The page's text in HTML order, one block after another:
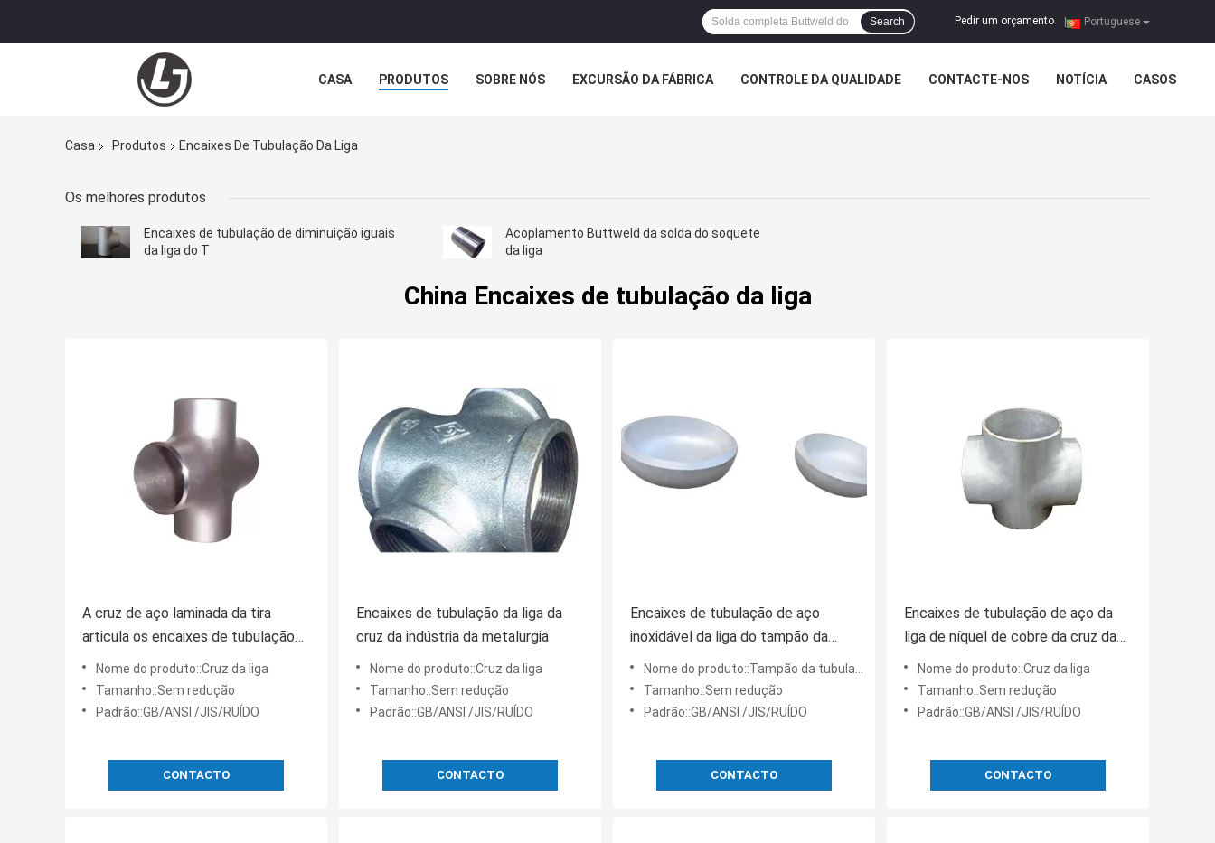
Portuguese
Pedir um orçamento |
Search
CASA PRODUTOS SOBRE NÓS EXCURSÃO DA FÁBRICA CONTROLE DA QUALIDADE CONTACTE-NOS NOTÍCIA CASOS
Casa Produtos Encaixes De Tubulação Da Liga
Os melhores produtos
Encaixes de tubulação de diminuição iguais
da liga do T
Acoplamento Buttweld da solda do soquete
da liga
China Encaixes de tubulação da liga
A cruz de aço laminada da tira
articula os encaixes de tubulação
da liga de níquel
Nome do produto::Cruz da liga
Tamanho::Sem redução
Padrão::GB/ANSI /JIS/RUÍDO
CONTACTO
Encaixes de tubulação da liga da
cruz da indústria da metalurgia
Nome do produto::Cruz da liga
Tamanho::Sem redução
Padrão::GB/ANSI /JIS/RUÍDO
CONTACTO
Encaixes de tubulação de aço
inoxidável da liga do tampão da
tubulação da solda de extremidade
Nome do produto::Tampão da tubulação da liga
Tamanho::Sem redução
Padrão::GB/ANSI /JIS/RUÍDO
CONTACTO
Encaixes de tubulação de aço da
liga de níquel de cobre da cruz da
tira do petróleo
Nome do produto::Cruz da liga
Tamanho::Sem redução
Padrão::GB/ANSI /JIS/RUÍDO
CONTACTO